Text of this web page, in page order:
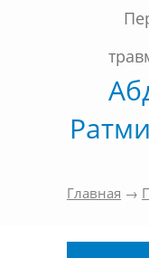
Главная →